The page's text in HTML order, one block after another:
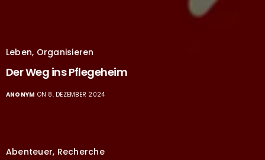
Leben, Organisieren
Der Weg ins Pflegeheim
ANONYM ON 8. DEZEMBER 2024
Abenteuer, Recherche